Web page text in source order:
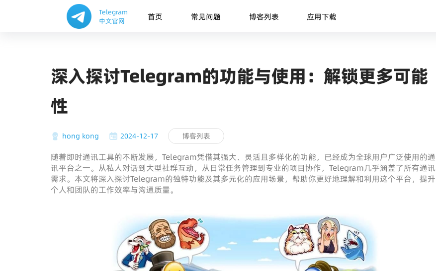
Telegram
中文官网
首页 常见问题 博客列表 应用下载
深入探讨Telegram的功能与使用：解锁更多可能
性
hong kong 2024-12-17 博客列表
随着即时通讯工具的不断发展，Telegram凭借其强大、灵活且多样化的功能，已经成为全球用户广泛使用的通
讯平台之一。从私人对话到大型社群互动，从日常任务管理到专业的项目协作，Telegram几乎涵盖了所有通讯
需求。本文将深入探讨Telegram的独特功能及其多元化的应用场景，帮助你更好地理解和利用这个平台，提升
个人和团队的工作效率与沟通质量。